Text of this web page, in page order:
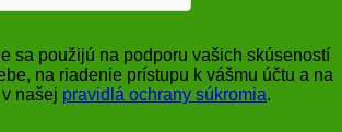
sa použijú na podporu vašich skúseností
na riadenie prístupu k vášmu účtu a na
našej pravidlá ochrany súkromia.